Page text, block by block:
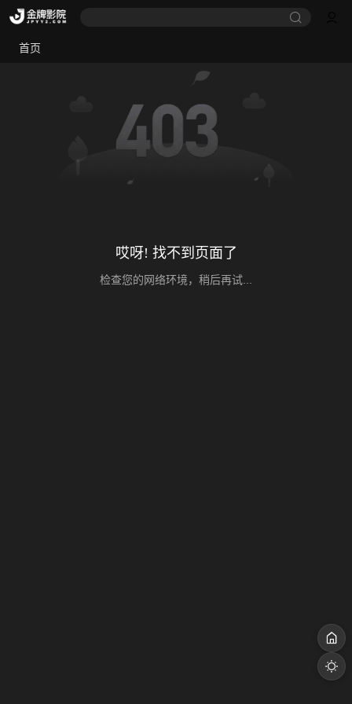
首页
哎呀! 找不到页面了
检查您的网络环境，稍后再试...